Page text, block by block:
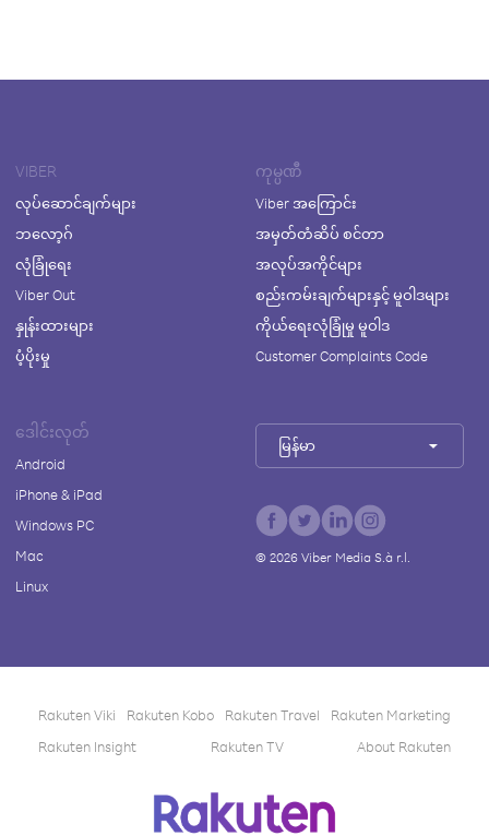
VIBER
လုပ်ဆောင်ချက်များ
ဘလော့ဂ်
လုံခြုံရေး
Viber Out
နှုန်းထားများ
ပံ့ပိုးမှု
ကုမ္ပဏီ
Viber အကြောင်း
အမှတ်တံဆိပ် စင်တာ
အလုပ်အကိုင်များ
စည်းကမ်းချက်များနှင့် မူဝါဒများ
ကိုယ်ရေးလုံခြုံမှု မူဝါဒ
Customer Complaints Code
ဒေါင်းလုတ်
Android
iPhone & iPad
Windows PC
Mac
Linux
မြန်မာ
© 2026Viber Media S.à r.l.
Rakuten Viki Rakuten Kobo Rakuten Travel
Rakuten Marketing
Rakuten Insight
Rakuten TV About Rakuten